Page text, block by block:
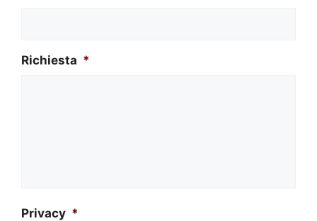
Richiesta *
Privacy *